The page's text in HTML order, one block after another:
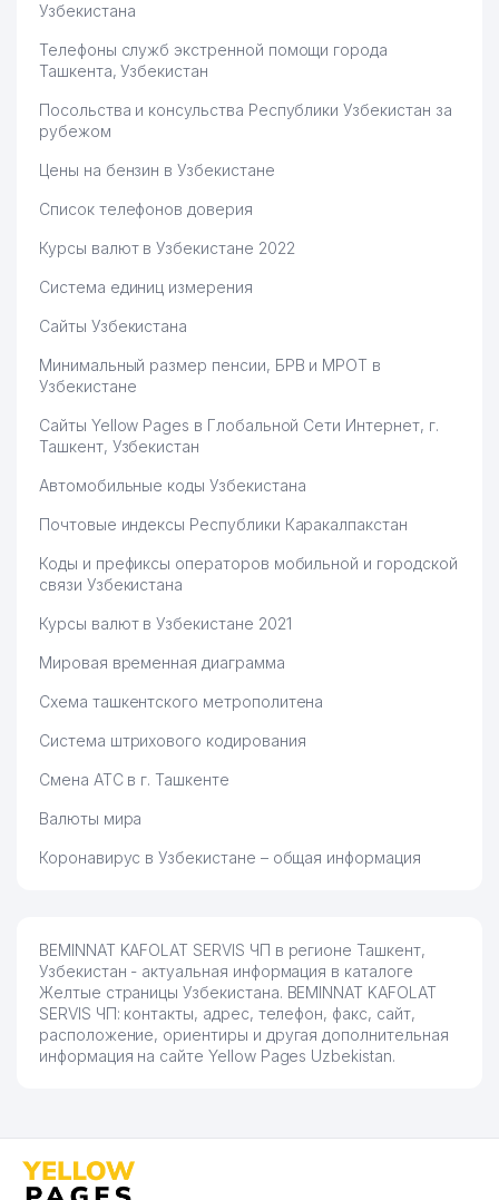
Узбекистана
Телефоны служб экстренной помощи города
Ташкента, Узбекистан
Посольства и консульства Республики Узбекистан за
рубежом
Цены на бензин в Узбекистане
Список телефонов доверия
Курсы валют в Узбекистане 2022
Система единиц измерения
Сайты Узбекистана
Минимальный размер пенсии, БРВ и МРОТ в
Узбекистане
Сайты Yellow Pages в Глобальной Сети Интернет, г.
Ташкент, Узбекистан
Автомобильные коды Узбекистана
Почтовые индексы Республики Каракалпакстан
Коды и префиксы операторов мобильной и городской
связи Узбекистана
Курсы валют в Узбекистане 2021
Мировая временная диаграмма
Схема ташкентского метрополитена
Система штрихового кодирования
Смена АТС в г. Ташкенте
Валюты мира
Коронавирус в Узбекистане – общая информация
BEMINNAT KAFOLAT SERVIS ЧП в регионе Ташкент,
Узбекистан - актуальная информация в каталоге
Желтые страницы Узбекистана. BEMINNAT KAFOLAT
SERVIS ЧП: контакты, адрес, телефон, факс, сайт,
расположение, ориентиры и другая дополнительная
информация на сайте Yellow Pages Uzbekistan.